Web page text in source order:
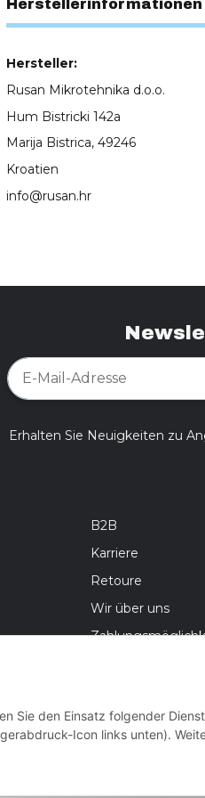
Herstellerinformationen
Hersteller:
Rusan Mikrotehnika d.o.o.
Hum Bistricki 142a
Marija Bistrica, 49246
Kroatien
info@rusan.hr
Erhalten Sie Neuigkeiten zu
B2B
Karriere
Retoure
Wir über uns
Sie den Einsatz folgender
Icon links unten).